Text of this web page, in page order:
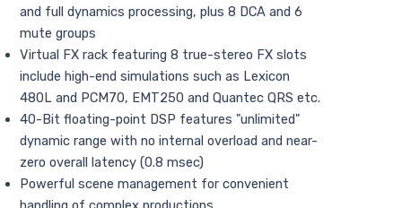
and full dynamics processing, plus 8 DCA and 6
mute groups
Virtual FX rack featuring 8 true-stereo FX slots
include high-end simulations such as Lexicon
480L and PCM70, EMT250 and Quantec QRS etc.
40-Bit floating-point DSP features "unlimited"
dynamic range with no internal overload and near-
zero overall latency (0.8 msec)
Powerful scene management for convenient